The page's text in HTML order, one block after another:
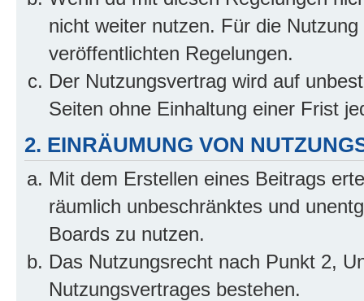
nicht weiter nutzen. Für die
veröffentlichten Regelungen.
Der Nutzungsvertrag wird auf
Seiten ohne Einhaltung einer Frist
2. EINRÄUMUNG VON
Mit dem Erstellen eines Beitrags
räumlich unbeschränktes und
Boards zu nutzen.
Das Nutzungsrecht nach Punkt 2,
Nutzungsvertrages bestehen.